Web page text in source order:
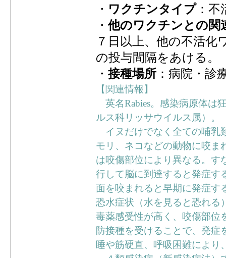
・ ワクチンタイプ：不
・他のワクチンとの関
７日以上、他の不活化
の投与間隔をあける。
・接種場所 ：病院・診
【関連情報】
英名Rabies。感染病原体は
ルス科リッサウイルス属）。
イヌだけでなく全ての哺乳
モリ、ネコなどの動物に咬ま
は咬傷部位により異なる。す
行して脳に到達すると発症す
面を咬まれると早期に発症す
恐水症状（水を見ると恐れる
毒薬感受性が高く、咬傷部位
防接種を受けることで、発
睡や筋硬直、呼吸困難により